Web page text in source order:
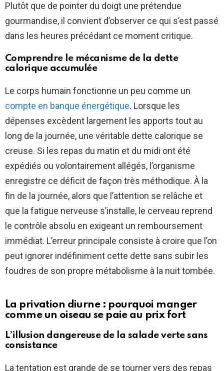
Plutôt que de pointer du doigt une prétendue
gourmandise, il convient d’observer ce qui s’est passé
dans les heures précédant ce moment critique.
Comprendre le mécanisme de la dette
calorique accumulée
Le corps humain fonctionne un peu comme un
compte en banque énergétique. Lorsque les
dépenses excèdent largement les apports tout au
long de la journée, une véritable dette calorique se
creuse. Si les repas du matin et du midi ont été
expédiés ou volontairement allégés, l’organisme
enregistre ce déficit de façon très méthodique. À la
fin de la journée, alors que l’attention se relâche et
que la fatigue nerveuse s’installe, le cerveau reprend
le contrôle absolu en exigeant un remboursement
immédiat. L’erreur principale consiste à croire que l’on
peut ignorer indéfiniment cette dette sans subir les
foudres de son propre métabolisme à la nuit tombée.
La privation diurne : pourquoi manger
comme un oiseau se paie au prix fort
L’illusion dangereuse de la salade verte sans
consistance
La tentation est grande de se tourner vers des repas